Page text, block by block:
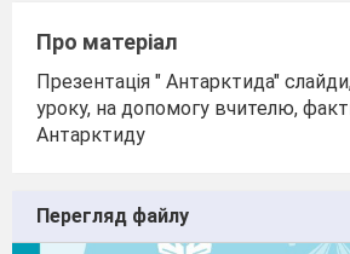
Про матеріал
Презентація " Антарктида"
уроку, на допомогу вчителю,
Антарктиду
Перегляд файлу